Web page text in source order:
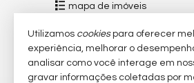
mapa de imóveis
REDES SOCIAIS
Instagram
Utilizamos cookiespara oferecer
experiência, melhorar o
analisar como você interage em
gravar informações coletadas por